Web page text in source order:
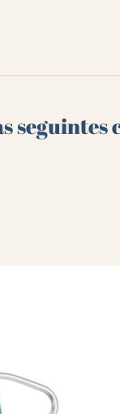
seguintes